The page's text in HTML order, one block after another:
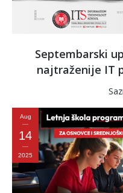
Septembarski
najtraženije IT
Aug
14
2025